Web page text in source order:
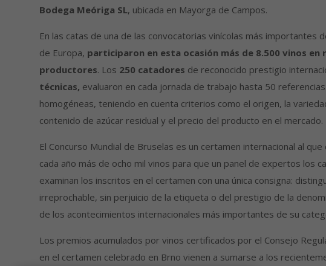
Bodega Meóriga SL, ubicada en Mayorga de Campos.
En las catas de una de las convocatorias vinícolas más importantes
de Europa, participaron en esta ocasión más de 8.500 vinos en
productores. Los 250 catadores de reconocido prestigio
técnicas, evaluaron en cada jornada de trabajo hasta 50
homogéneas, teniendo en cuenta criterios como el origen, la
contenido de azúcar residual y el precio del producto en el mercado.
El Concurso Mundial de Bruselas es un certamen internacional al
cada año más de ocho mil vinos para que un panel de expertos los
examinan los inscritos en el certamen con una única consigna:
irreprochable, sin perjuicio de la etiqueta o del prestigio de la
de los acontecimientos internacionales más importantes de su
Los premios acumulados por vinos certificados por el Consejo
en el certamen celebrado en Brno vienen a sumarse a los